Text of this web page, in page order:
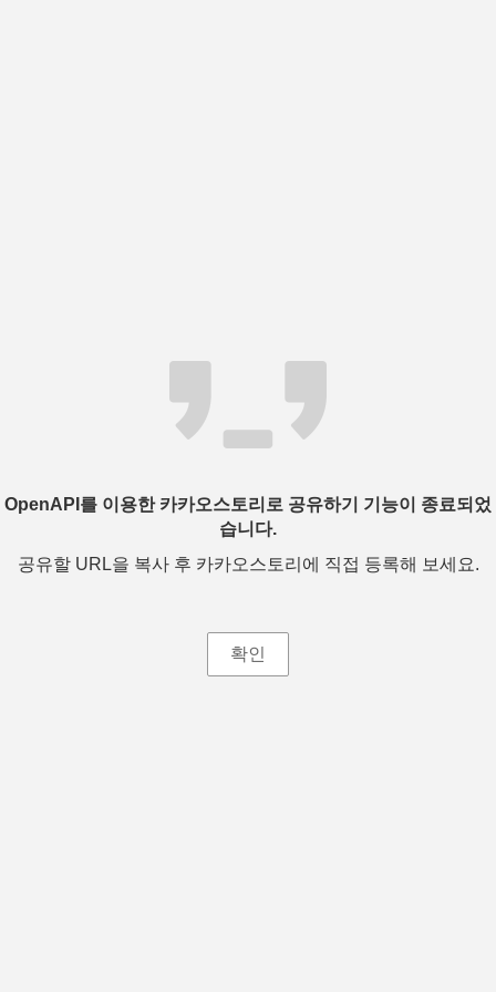
OpenAPI를 이용한 카카오스토리로 공유하기 기능이 종료되었
습니다.
공유할 URL을 복사 후 카카오스토리에 직접 등록해 보세요.
확인